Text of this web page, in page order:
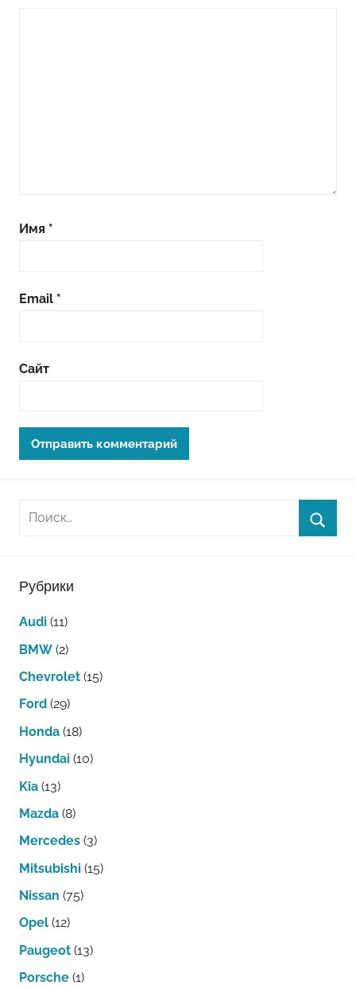
Имя *
Email *
Сайт
Рубрики
Audi (11)
BMW (2)
Chevrolet (15)
Ford (29)
Honda (18)
Hyundai (10)
Kia (13)
Mazda (8)
Mercedes (3)
Mitsubishi (15)
Nissan (75)
Opel (12)
Paugeot (13)
Porsche (1)